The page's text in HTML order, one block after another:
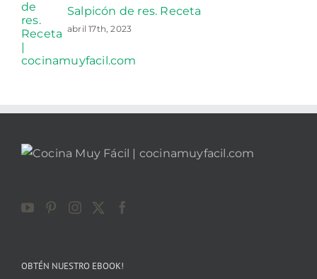
Salpicón de res. Receta
abril 17th, 2023
OBTÉN NUESTRO EBOOK!